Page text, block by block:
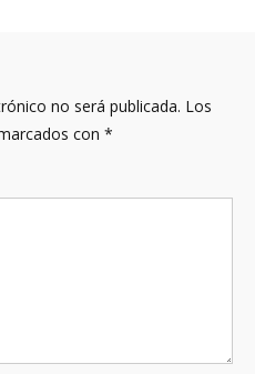
no será publicada. Los
con *